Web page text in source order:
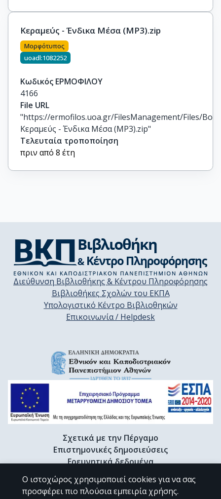
Κεραμεύς - Ένδικα Μέσα (MP3).zip
Μορφότυπος
uoadl:1082252
Κωδικός ΕΡΜΟΦΙΛΟΥ
4166
File URL
"https://ermofilos.uoa.gr/FilesManagement/Files/
Κεραμεύς - Ένδικα Μέσα (MP3).zip"
Τελευταία τροποποίηση
πριν από 8 έτη
Διεύθυνση Βιβλιοθήκης & Κέντρου Πληροφόρησης
Βιβλιοθήκες Σχολών του ΕΚΠΑ
Υπολογιστικό Κέντρο Βιβλιοθηκών
Επικοινωνία / Helpdesk
Σχετικά με την Πέργαμο
Επιστημονικές δημοσιεύσεις
Ερευνητικά δεδομένα
Διδακτορικές διατριβές & Γκρίζα βιβλιογραφία
Προφίλ Ερευνητή
Ο ιστοχώρος χρησιμοποιεί cookies για να σας
προσφέρει πιο πλούσια εμπειρία χρήσης.